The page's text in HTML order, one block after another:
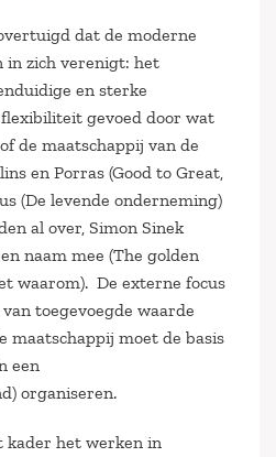
dat de moderne
in zich verenigt: het
en sterke
gevoed door wat
de maatschappij van de
en Porras (Good to Great,
(De levende onderneming)
al over, Simon Sinek
naam mee (The golden
waarom). De externe focus
toegevoegde waarde
maatschappij moet de basis
een
organiseren.
kader het werken in